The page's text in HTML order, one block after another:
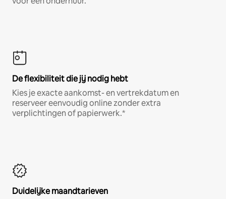
De flexibiliteit die jij nodig hebt
Kies je exacte aankomst- en vertrekdatum en
reserveer eenvoudig online zonder extra
verplichtingen of papierwerk.*
Duidelijke maandtarieven